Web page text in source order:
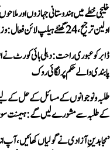
خلیجی خطے میں ہندوستانی جہازوں اور
اولین ترجیح، 24 گھنٹے ہیلپ لائن فعال: وزارتِ خارجہ
ڈابر کو عبوری راحت: دہلی ہائی کورٹ
پابندی والے حکم پر لگائی روک
طلبہ و نوجوانوں کے مسائل کے حل کے
کے طلبہ سے مشورے لیں گے: ہیمنت
’مجاہدینِ آزادی نے گولیاں کھائیں، آپ